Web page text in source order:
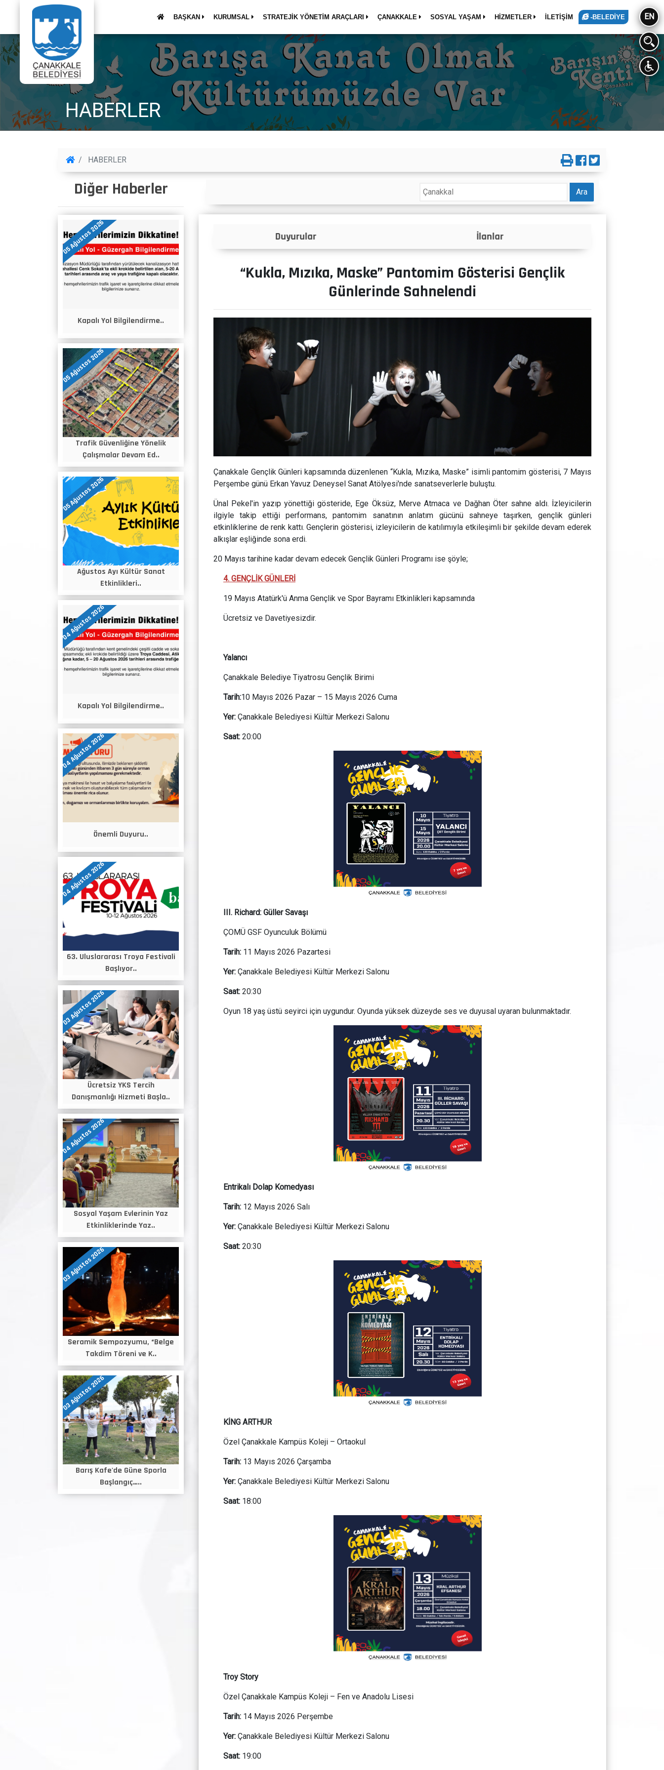
BAŞKAN KURUMSAL STRATEJİK YÖNETİM ARAÇLARI ÇANAKKALE SOSYAL YAŞAM HİZMETLER İLETİŞİM -BELEDİYE EN
HABERLER
HABERLER
Diğer Haberler
05 Ağustos 2026
Kapalı Yol Bilgilendirme..
05 Ağustos 2026
Trafik Güvenliğine Yönelik
Çalışmalar Devam Ed..
05 Ağustos 2026
Ağustos Ayı Kültür Sanat
Etkinlikleri..
04 Ağustos 2026
Kapalı Yol Bilgilendirme..
04 Ağustos 2026
Önemli Duyuru..
04 Ağustos 2026
63. Uluslararası Troya Festivali
Başlıyor..
03 Ağustos 2026
Ücretsiz YKS Tercih
Danışmanlığı Hizmeti Başla..
04 Ağustos 2026
Sosyal Yaşam Evlerinin Yaz
Etkinliklerinde Yaz..
03 Ağustos 2026
Seramik Sempozyumu, “Belge
Takdim Töreni ve K..
03 Ağustos 2026
Barış Kafe'de Güne Sporla
Başlangıç…..
Ara
Duyurular İlanlar Projeler
“Kukla, Mızıka, Maske” Pantomim Gösterisi Gençlik
Günlerinde Sahnelendi
Çanakkale Gençlik Günleri kapsamında düzenlenen “Kukla, Mızıka, Maske” isimli pantomim gösterisi, 7 Mayıs
Perşembe günü Erkan Yavuz Deneysel Sanat Atölyesi'nde sanatseverlerle buluştu.
Ünal Pekel'in yazıp yönettiği gösteride, Ege Öksüz, Merve Atmaca ve Dağhan Öter sahne aldı. İzleyicilerin
ilgiyle takip ettiği performans, pantomim sanatının anlatım gücünü sahneye taşırken, gençlik günleri
etkinliklerine de renk kattı. Gençlerin gösterisi, izleyicilerin de katılımıyla etkileşimli bir şekilde devam ederek
alkışlar eşliğinde sona erdi.
20 Mayıs tarihine kadar devam edecek Gençlik Günleri Programı ise şöyle;
4. GENÇLİK GÜNLERİ
19 Mayıs Atatürk'ü Anma Gençlik ve Spor Bayramı Etkinlikleri kapsamında
Ücretsiz ve Davetiyesizdir.
Yalancı
Çanakkale Belediye Tiyatrosu Gençlik Birimi
Tarih:10 Mayıs 2026 Pazar – 15 Mayıs 2026 Cuma
Yer: Çanakkale Belediyesi Kültür Merkezi Salonu
Saat: 20:00
III. Richard: Güller Savaşı
ÇOMÜ GSF Oyunculuk Bölümü
Tarih: 11 Mayıs 2026 Pazartesi
Yer: Çanakkale Belediyesi Kültür Merkezi Salonu
Saat: 20:30
Oyun 18 yaş üstü seyirci için uygundur. Oyunda yüksek düzeyde ses ve duyusal uyaran bulunmaktadır.
Entrikalı Dolap Komedyası
Tarih: 12 Mayıs 2026 Salı
Yer: Çanakkale Belediyesi Kültür Merkezi Salonu
Saat: 20:30
KİNG ARTHUR
Özel Çanakkale Kampüs Koleji – Ortaokul
Tarih: 13 Mayıs 2026 Çarşamba
Yer: Çanakkale Belediyesi Kültür Merkezi Salonu
Saat: 18:00
Troy Story
Özel Çanakkale Kampüs Koleji – Fen ve Anadolu Lisesi
Tarih: 14 Mayıs 2026 Perşembe
Yer: Çanakkale Belediyesi Kültür Merkezi Salonu
Saat: 19:00